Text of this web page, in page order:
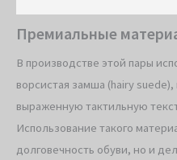
Премиальные
В производстве этой пары
ворсистая замша (hairy
выраженную тактильную
Использование такого
долговечность обуви, но и